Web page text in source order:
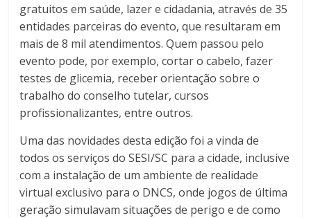
gratuitos em saúde, lazer e cidadania, através de 35
entidades parceiras do evento, que resultaram em
mais de 8 mil atendimentos. Quem passou pelo
evento pode, por exemplo, cortar o cabelo, fazer
testes de glicemia, receber orientação sobre o
trabalho do conselho tutelar, cursos
profissionalizantes, entre outros.
Uma das novidades desta edição foi a vinda de
todos os serviços do SESI/SC para a cidade, inclusive
com a instalação de um ambiente de realidade
virtual exclusivo para o DNCS, onde jogos de última
geração simulavam situações de perigo e de como